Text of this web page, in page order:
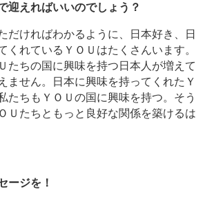
迎えればいいのでしょう？
だければわかるように、日本好き、日
くれているＹＯＵはたくさんいます。
たちの国に興味を持つ日本人が増えて
ません。日本に興味を持ってくれたＹ
たちもＹＯＵの国に興味を持つ。そう
Ｕたちともっと良好な関係を築けるは
ジを！